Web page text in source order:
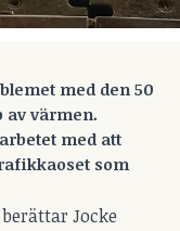
med den 50
av värmen.
med att
som
Jocke